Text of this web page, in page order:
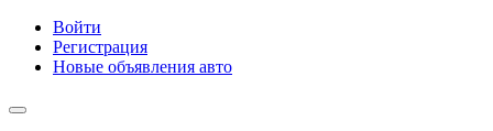
Войти
Регистрация
Новые объявления авто